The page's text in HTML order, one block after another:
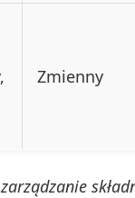
Zmienny